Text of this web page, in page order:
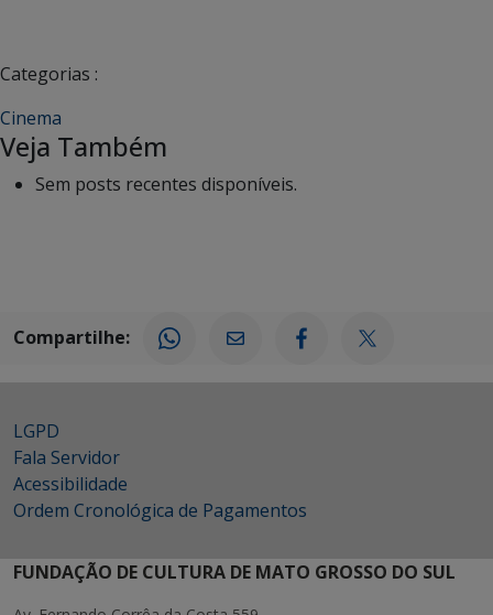
Categorias :
Cinema
Veja Também
Sem posts recentes disponíveis.
Compartilhe:
LGPD
Fala Servidor
Acessibilidade
Ordem Cronológica de Pagamentos
FUNDAÇÃO DE CULTURA DE MATO GROSSO DO SUL